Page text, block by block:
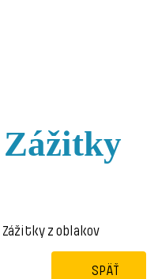
Zážitky
Zážitky z oblakov
SPÄŤ